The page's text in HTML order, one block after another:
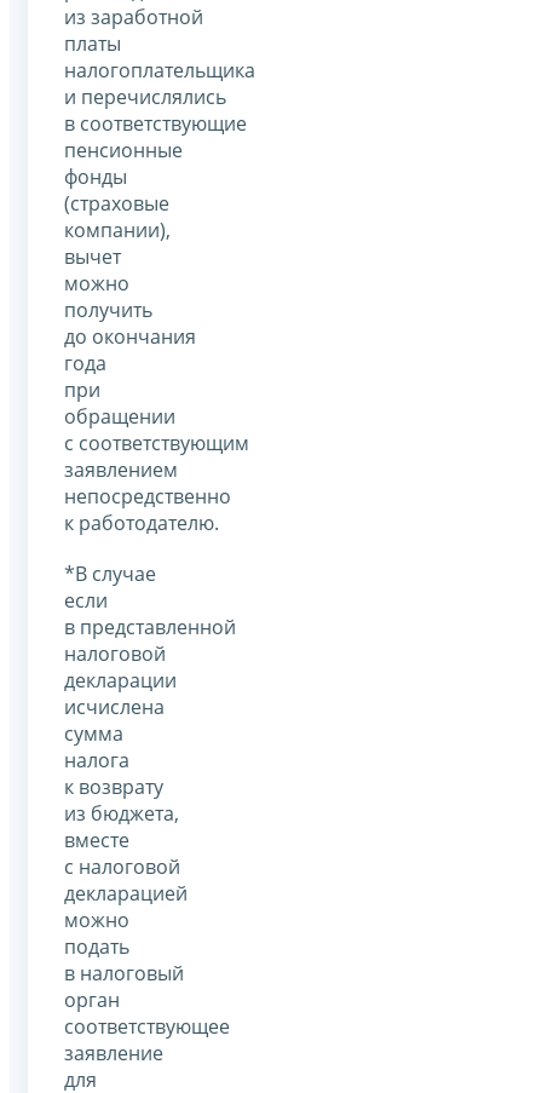
из заработной
платы
налогоплательщика
и перечислялись
в соответствующие
пенсионные
фонды
(страховые
компании),
вычет
можно
получить
до окончания
года
при
обращении
с соответствующим
заявлением
непосредственно
к работодателю.
*В случае
если
в представленной
налоговой
декларации
исчислена
сумма
налога
к возврату
из бюджета,
вместе
с налоговой
декларацией
можно
подать
в налоговый
орган
соответствующее
заявление
для